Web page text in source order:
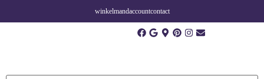
winkelmandaccountcontact